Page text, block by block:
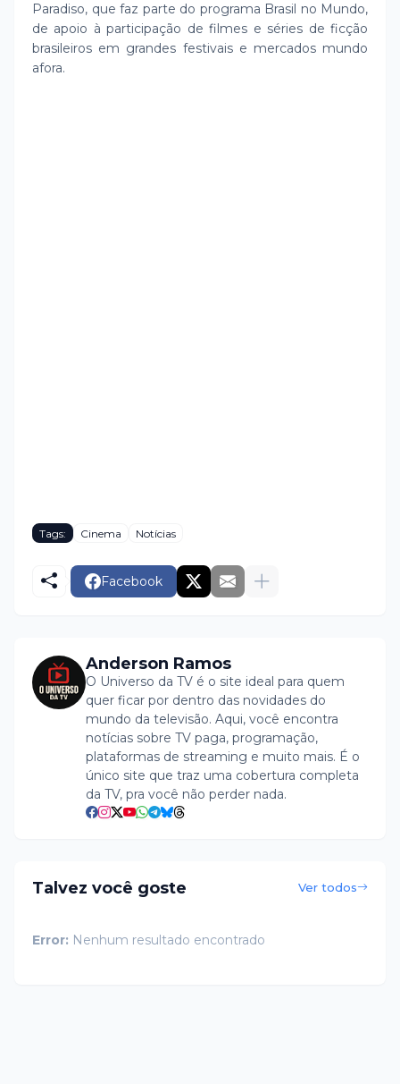
Paradiso, que faz parte do programa Brasil no Mundo,
de apoio à participação de filmes e séries de ficção
brasileiros em grandes festivais e mercados mundo
afora.
Tags: Cinema Notícias
Facebook
Anderson Ramos
O Universo da TV é o site ideal para quem
quer ficar por dentro das novidades do
mundo da televisão. Aqui, você encontra
notícias sobre TV paga, programação,
plataformas de streaming e muito mais. É o
único site que traz uma cobertura completa
da TV, pra você não perder nada.
Talvez você goste Ver todos
Error: Nenhum resultado encontrado